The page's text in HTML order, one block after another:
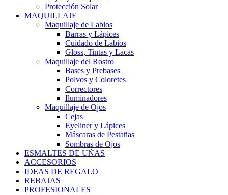
Protección Solar
MAQUILLAJE
Maquillaje de Labios
Barras y Lápices
Cuidado de Labios
Gloss, Tintas y Lacas
Maquillaje del Rostro
Bases y Prebases
Polvos y Coloretes
Correctores
Iluminadores
Maquillaje de Ojos
Cejas
Eyeliner y Lápices
Máscaras de Pestañas
Sombras de Ojos
ESMALTES DE UÑAS
ACCESORIOS
IDEAS DE REGALO
REBAJAS
PROFESIONALES